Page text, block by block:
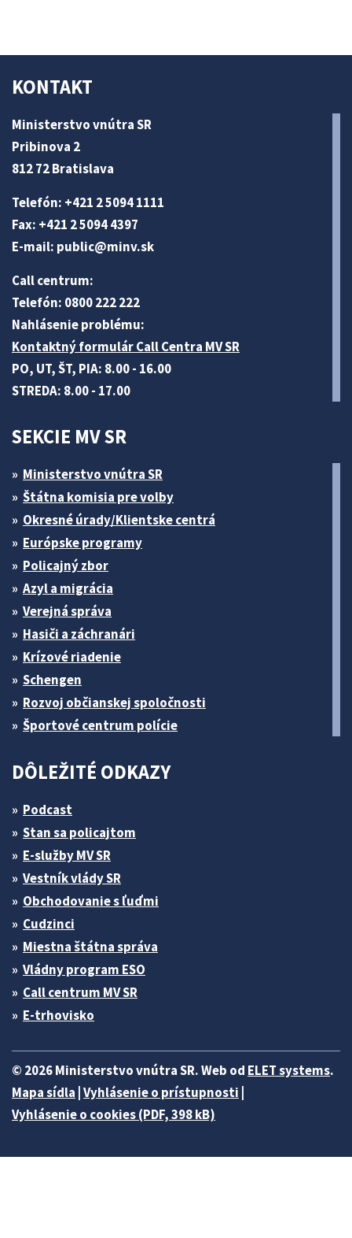
KONTAKT
Ministerstvo vnútra SR
Pribinova 2
812 72 Bratislava
Telefón: +421 2 5094 1111
Fax: +421 2 5094 4397
E-mail: public@minv.sk
Call centrum:
Telefón: 0800 222 222
Nahlásenie problému:
Kontaktný formulár Call Centra MV SR
PO, UT, ŠT, PIA: 8.00 - 16.00
STREDA: 8.00 - 17.00
SEKCIE MV SR
Ministerstvo vnútra SR
Štátna komisia pre volby
Okresné úrady/Klientske centrá
Európske programy
Policajný zbor
Azyl a migrácia
Verejná správa
Hasiči a záchranári
Krízové riadenie
Schengen
Rozvoj občianskej spoločnosti
Športové centrum polície
DÔLEŽITÉ ODKAZY
Podcast
Stan sa policajtom
E-služby MV SR
Vestník vlády SR
Obchodovanie s ľuďmi
Cudzinci
Miestna štátna správa
Vládny program ESO
Call centrum MV SR
E-trhovisko
© 2026 Ministerstvo vnútra SR. Web od ELET systems.
Mapa sídla Vyhlásenie o prístupnosti
Vyhlásenie o cookies (PDF, 398 kB)